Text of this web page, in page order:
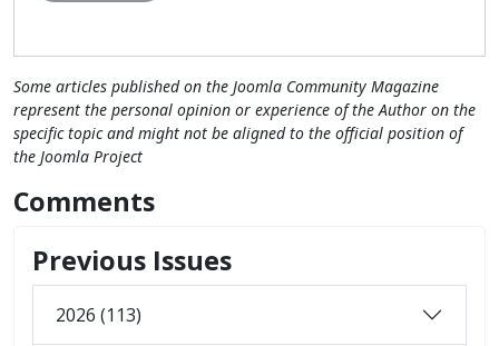
Some articles published on the Joomla Community Magazine
represent the personal opinion or experience of the Author on the
specific topic and might not be aligned to the official position of
the Joomla Project
Comments
Previous Issues
2026 (113)